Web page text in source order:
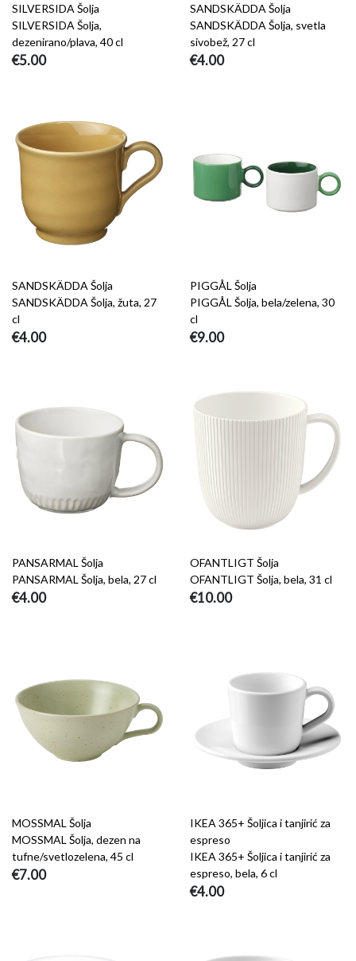
SILVERSIDA Šolja
SILVERSIDA Šolja,
dezenirano/plava, 40 cl
€5.00
SANDSKÄDDA Šolja
SANDSKÄDDA Šolja, svetla
sivobež, 27 cl
€4.00
SANDSKÄDDA Šolja
SANDSKÄDDA Šolja, žuta, 27
cl
€4.00
PIGGÅL Šolja
PIGGÅL Šolja, bela/zelena, 30
cl
€9.00
PANSARMAL Šolja
PANSARMAL Šolja, bela, 27 cl
€4.00
OFANTLIGT Šolja
OFANTLIGT Šolja, bela, 31 cl
€10.00
MOSSMAL Šolja
MOSSMAL Šolja, dezen na
tufne/svetlozelena, 45 cl
€7.00
IKEA 365+ Šoljica i tanjirić za
espreso
IKEA 365+ Šoljica i tanjirić za
espreso, bela, 6 cl
€4.00